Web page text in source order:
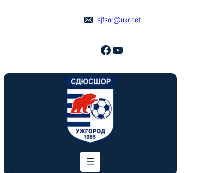
sjfsor@ukr.net
Facebook YouTube